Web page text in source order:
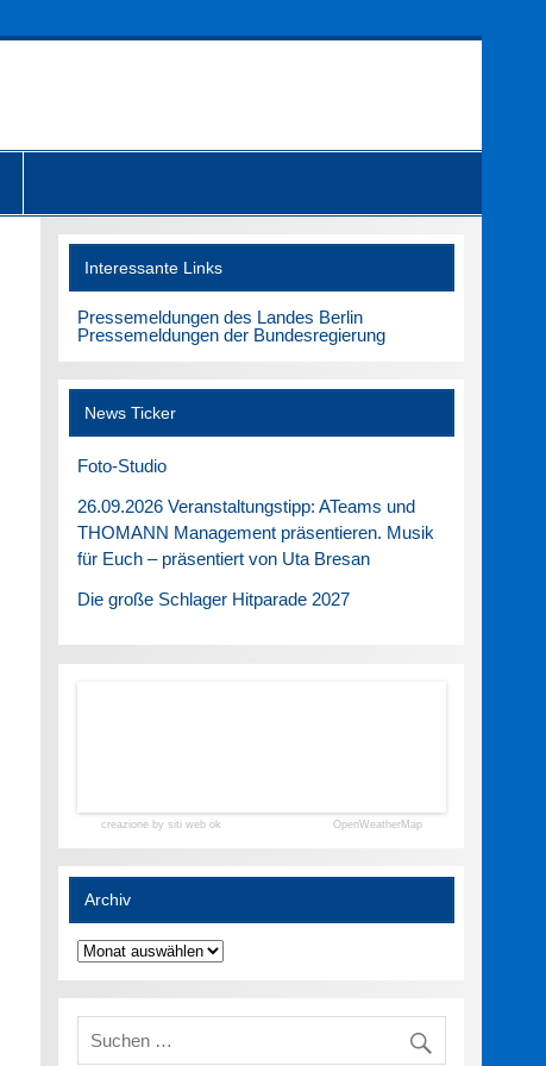
Interessante Links
Pressemeldungen des Landes Berlin
Pressemeldungen der Bundesregierung
News Ticker
Foto-Studio
26.09.2026 Veranstaltungstipp: ATeams und
THOMANN Management präsentieren. Musik
für Euch – präsentiert von Uta Bresan
Die große Schlager Hitparade 2027
creazione by siti web ok OpenWeatherMap
Archiv
Archiv